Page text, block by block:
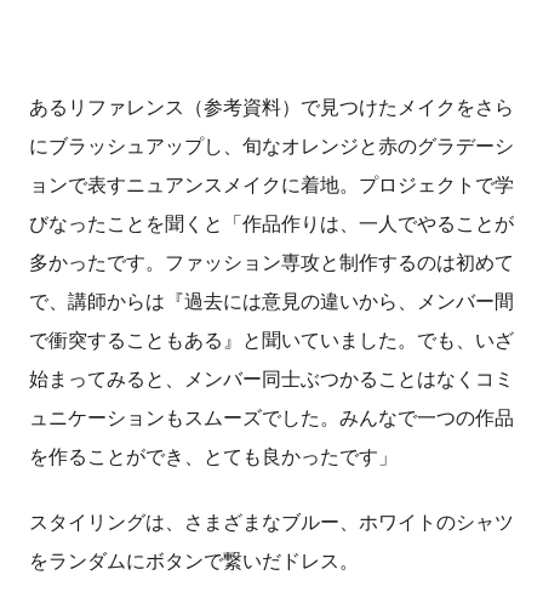
あるリファレンス（参考資料）で見つけたメイクをさら
にブラッシュアップし、旬なオレンジと赤のグラデーシ
ョンで表すニュアンスメイクに着地。プロジェクトで学
びなったことを聞くと「作品作りは、一人でやることが
多かったです。ファッション専攻と制作するのは初めて
で、講師からは『過去には意見の違いから、メンバー間
で衝突することもある』と聞いていました。でも、いざ
始まってみると、メンバー同士ぶつかることはなくコミ
ュニケーションもスムーズでした。みんなで一つの作品
を作ることができ、とても良かったです」
スタイリングは、さまざまなブルー、ホワイトのシャツ
をランダムにボタンで繋いだドレス。